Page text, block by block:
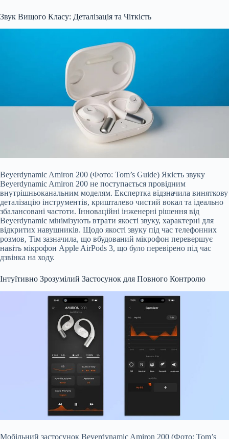
Звук Вищого Класу: Деталізація та Чіткість
Beyerdynamic Amiron 200 (Фото: Tom’s Guide) Якість звуку
Beyerdynamic Amiron 200 не поступається провідним
внутрішньоканальним моделям. Експертка відзначила виняткову
деталізацію інструментів, кришталево чистий вокал та ідеально
збалансовані частоти. Інноваційні інженерні рішення від
Beyerdynamic мінімізують втрати якості звуку, характерні для
відкритих навушників. Щодо якості звуку під час телефонних
розмов, Тім зазначила, що вбудований мікрофон перевершує
навіть мікрофон Apple AirPods 3, що було перевірено під час
дзвінка на ходу.
Інтуїтивно Зрозумілий Застосунок для Повного Контролю
Мобільний застосунок Beyerdynamic Amiron 200 (Фото: Tom’s